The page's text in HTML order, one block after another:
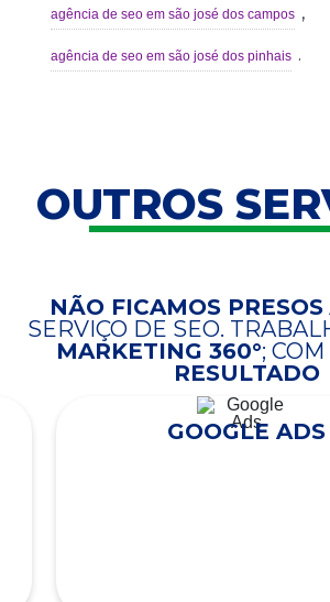
agência de seo em são josé dos campos ,
agência de seo em são josé dos pinhais .
OUTROS
NÃO FICAMOS PRESOS
SERVIÇO DE SEO.
MARKETING 360°;
RESULTADO
GOOGLE ADS